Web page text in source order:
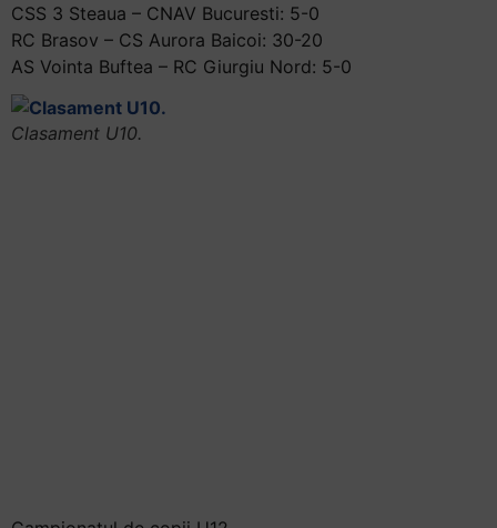
CSS 3 Steaua – CNAV Bucuresti: 5-0
RC Brasov – CS Aurora Baicoi: 30-20
AS Vointa Buftea – RC Giurgiu Nord: 5-0
Clasament U10.